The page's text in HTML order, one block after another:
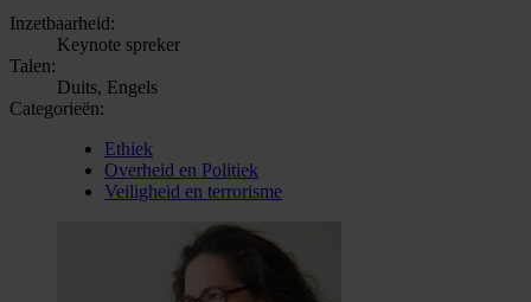
Inzetbaarheid:
Keynote spreker
Talen:
Duits, Engels
Categorieën:
Ethiek
Overheid en Politiek
Veiligheid en terrorisme